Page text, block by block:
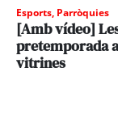
Esports, Parròquies
[Amb vídeo]
pretemporada
vitrines